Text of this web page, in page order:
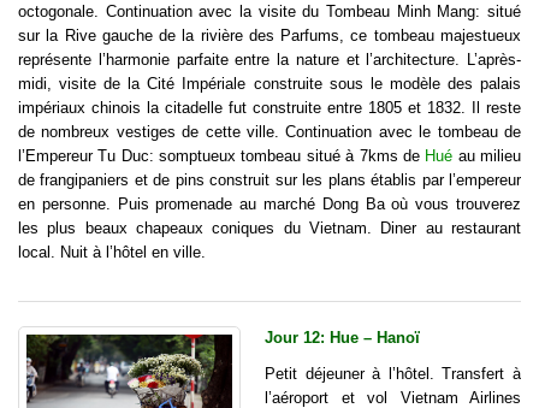
octogonale. Continuation avec la visite du Tombeau Minh Mang: situé
sur la Rive gauche de la rivière des Parfums, ce tombeau majestueux
représente l’harmonie parfaite entre la nature et l’architecture. L’après-
midi, visite de la Cité Impériale construite sous le modèle des palais
impériaux chinois la citadelle fut construite entre 1805 et 1832. Il reste
de nombreux vestiges de cette ville. Continuation avec le tombeau de
l’Empereur Tu Duc: somptueux tombeau situé à 7kms de Hué au milieu
de frangipaniers et de pins construit sur les plans établis par l’empereur
en personne. Puis promenade au marché Dong Ba où vous trouverez
les plus beaux chapeaux coniques du Vietnam. Diner au restaurant
local. Nuit à l’hôtel en ville.
Jour 12: Hue – Hanoï
Petit déjeuner à l’hôtel. Transfert à
l’aéroport et vol Vietnam Airlines